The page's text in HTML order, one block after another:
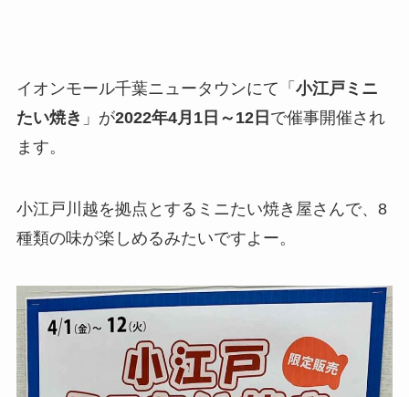
イオンモール千葉ニュータウンにて「 小江戸ミニ
たい焼き 」が2022年4月1日～12日 で催事開催され
ます。
小江戸川越を拠点とするミニたい焼き屋さんで、8
種類の味が楽しめるみたいですよー。